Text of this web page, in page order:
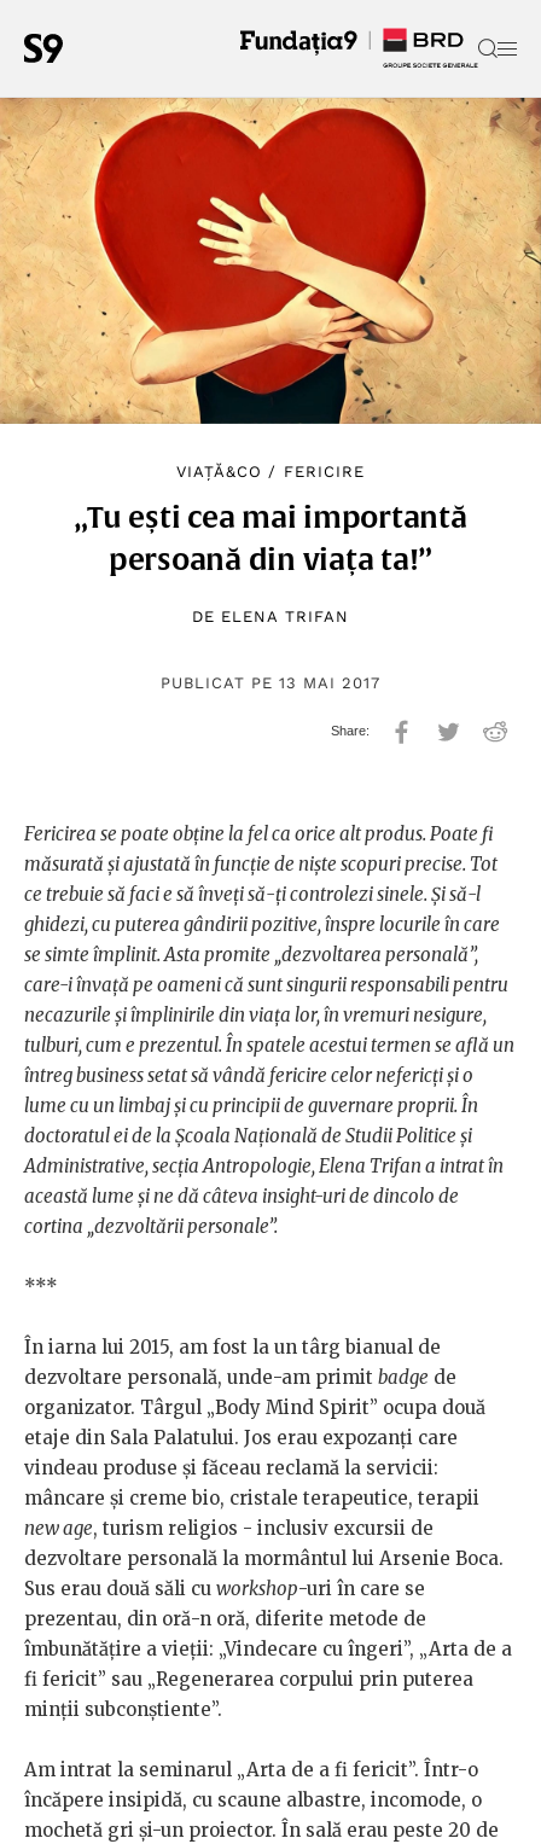
VIAȚĂ&CO / FERICIRE
„Tu ești cea mai importantă
persoană din viața ta!”
DE ELENA TRIFAN
PUBLICAT PE 13 MAI 2017
Fericirea se poate obține la fel ca orice alt produs. Poate fi
măsurată și ajustată în funcție de niște scopuri precise. Tot
ce trebuie să faci e să înveți să-ți controlezi sinele. Și să-l
ghidezi, cu puterea gândirii pozitive, înspre locurile în care
se simte împlinit. Asta promite „dezvoltarea personală”,
care-i învață pe oameni că sunt singurii responsabili pentru
necazurile și împlinirile din viața lor, în vremuri nesigure,
tulburi, cum e prezentul. În spatele acestui termen se află un
întreg business setat să vândă fericire celor nefericți și o
lume cu un limbaj și cu principii de guvernare proprii. În
doctoratul ei de la Școala Națională de Studii Politice și
Administrative, secția Antropologie, Elena Trifan a intrat în
această lume și ne dă câteva insight-uri de dincolo de
cortina „dezvoltării personale”.
***
În iarna lui 2015, am fost la un târg bianual de
dezvoltare personală, unde-am primit badge de
organizator. Târgul „Body Mind Spirit” ocupa două
etaje din Sala Palatului. Jos erau expozanți care
vindeau produse și făceau reclamă la servicii:
mâncare și creme bio, cristale terapeutice, terapii
new age, turism religios - inclusiv excursii de
dezvoltare personală la mormântul lui Arsenie Boca.
Sus erau două săli cu workshop-uri în care se
prezentau, din oră-n oră, diferite metode de
îmbunătățire a vieții: „Vindecare cu îngeri”, „Arta de a
fi fericit” sau „Regenerarea corpului prin puterea
minții subconștiente”.
Am intrat la seminarul „Arta de a fi fericit”. Într-o
încăpere insipidă, cu scaune albastre, incomode, o
mochetă gri și-un proiector. În sală erau peste 20 de